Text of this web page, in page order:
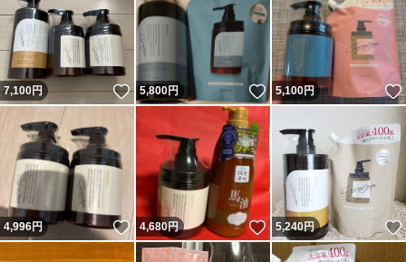
7,100円 いいね！
5,800円 いいね！
5,100円
4,996円 いいね！
4,680円 いいね！
5,240円